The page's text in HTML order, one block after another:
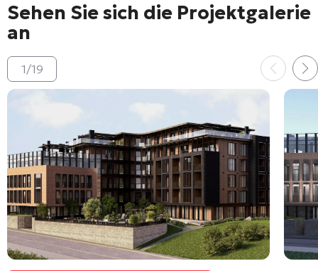
Sehen Sie sich die Projektgalerie
an
1/19